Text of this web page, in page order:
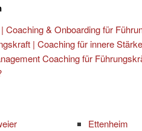
Coaching & Onboarding für
| Coaching für innere Stärke
Coaching für
Ettenheim